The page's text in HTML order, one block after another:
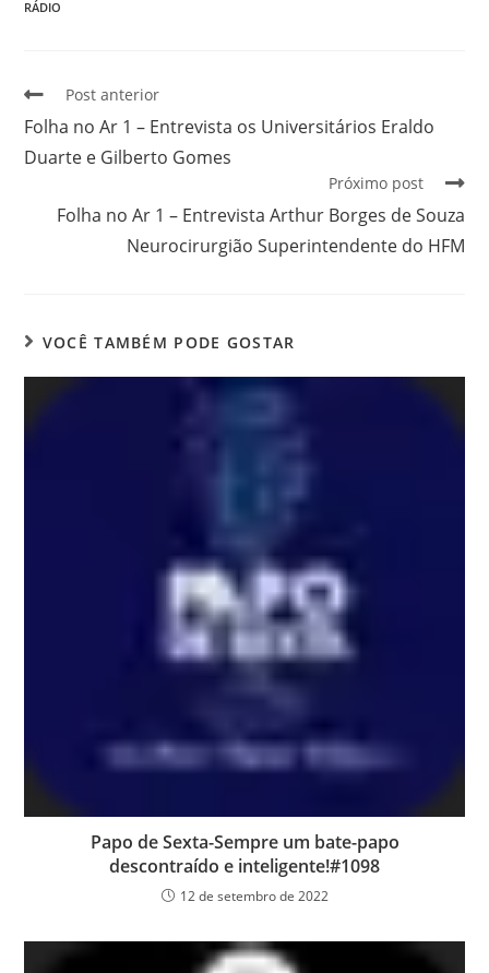
RÁDIO
Post anterior
Folha no Ar 1 – Entrevista os Universitários Eraldo
Duarte e Gilberto Gomes
Próximo post
Folha no Ar 1 – Entrevista Arthur Borges de Souza
Neurocirurgião Superintendente do HFM
VOCÊ TAMBÉM PODE GOSTAR
Papo de Sexta-Sempre um bate-papo
descontraído e inteligente!#1098
12 de setembro de 2022